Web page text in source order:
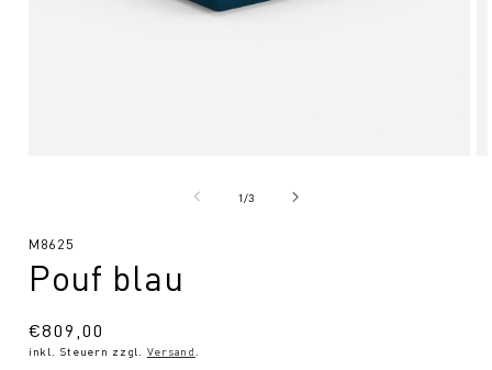
1/von
3
SKU:
M8625
Pouf blau
Normaler
Preis
€809,00
inkl. Steuern zzgl. Versand